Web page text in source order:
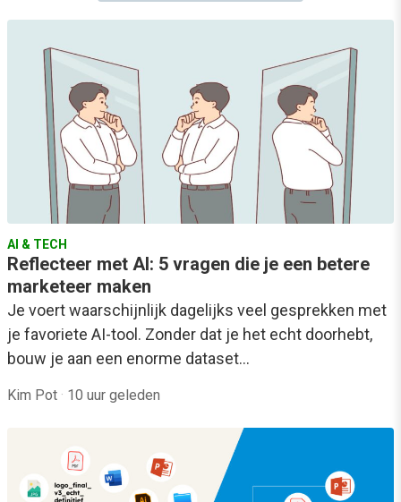
AI & TECH
Reflecteer met AI: 5 vragen die je een betere
marketeer maken
Je voert waarschijnlijk dagelijks veel gesprekken met
je favoriete AI-tool. Zonder dat je het echt doorhebt,
bouw je aan een enorme dataset…
Kim Pot · 10 uur geleden